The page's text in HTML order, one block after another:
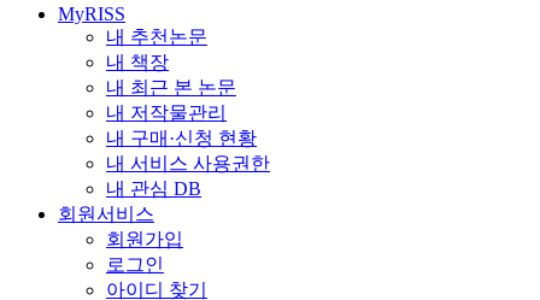
MyRISS
내 추천논문
내 책장
내 최근 본 논문
내 저작물관리
내 구매·신청 현황
내 서비스 사용권한
내 관심 DB
회원서비스
회원가입
로그인
아이디 찾기